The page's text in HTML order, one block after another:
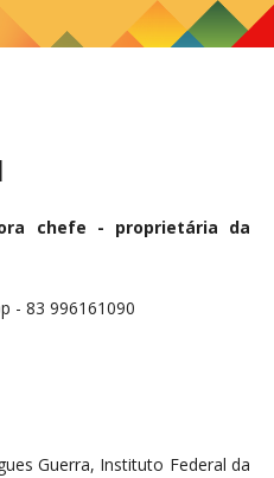
chefe - proprietária da
- 83 996161090
Guerra, Instituto Federal da